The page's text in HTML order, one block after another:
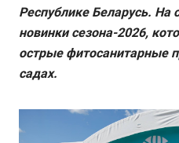
Республике Беларусь. На
новинки сезона-2026,
острые фитосанитарные
садах.